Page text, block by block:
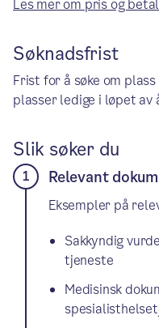
Les mer om pris og
Søknadsfrist
Frist for å søke om
plasser ledige i løpet
Slik søker du
Relevant
Eksempler på
Sakkyndig
tjeneste
Medisinsk